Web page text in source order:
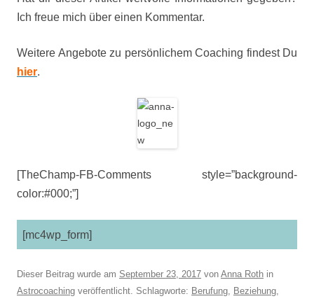
Ich freue mich über einen Kommentar.
Weitere Angebote zu persönlichem Coaching findest Du
hier.
[TheChamp-FB-Comments style=”background-
color:#000;”]
[mc4wp_form]
Dieser Beitrag wurde am September 23, 2017 von Anna Roth in
Astrocoaching veröffentlicht. Schlagworte: Berufung, Beziehung,